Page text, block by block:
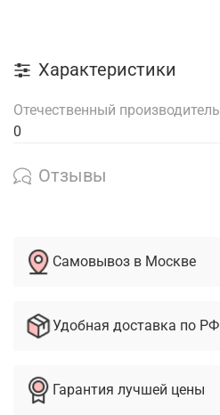
Характеристики
Отечественный производитель
0
Отзывы
Самовывоз в Москве
Удобная доставка по РФ
Гарантия лучшей цены